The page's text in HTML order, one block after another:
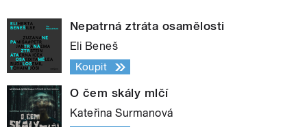
Nepatrná ztráta osamělosti
Eli Beneš
Koupit
O čem skály mlčí
Kateřina Surmanová